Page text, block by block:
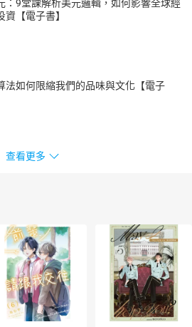
：9堂課解析美元邏輯，如何影響全球經
【電子書】
法如何限縮我們的品味與文化【電子
查看更多